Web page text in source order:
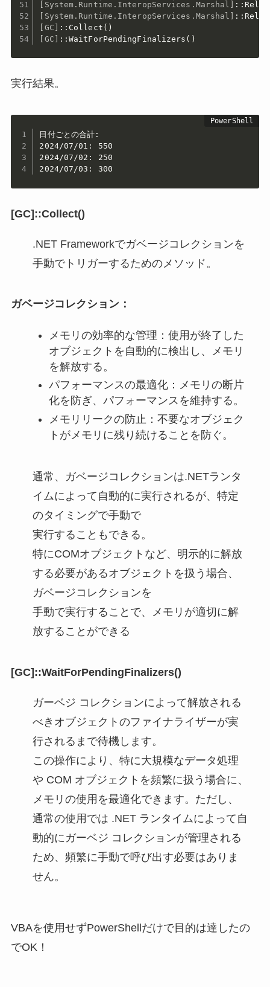
[System.Runtime.InteropServices.Marshal]
[System.Runtime.InteropServices.Marshal]
[GC] ::Collect ( )
[GC] ::WaitForPendingFinalizers ( )
実行結果。
日付ごとの合計:
2024/07/01: 550
2024/07/02: 250
2024/07/03: 300
[GC]::Collect()
.NET Frameworkでガベージコレクションを
手動でトリガーするためのメソッド。
ガベージコレクション：
メモリの効率的な管理：使用が終了した
オブジェクトを自動的に検出し、メモリ
を解放する。
パフォーマンスの最適化：メモリの断片
化を防ぎ、パフォーマンスを維持する。
メモリリークの防止：不要なオブジェク
トがメモリに残り続けることを防ぐ。
通常、ガベージコレクションは.NETランタ
イムによって自動的に実行されるが、特定
のタイミングで手動で
実行することもできる。
特にCOMオブジェクトなど、明示的に解放
する必要があるオブジェクトを扱う場合、
ガベージコレクションを
手動で実行することで、メモリが適切に解
放することができる
[GC]::WaitForPendingFinalizers()
ガーベジ コレクションによって解放される
べきオブジェクトのファイナライザーが実
行されるまで待機します。
この操作により、特に大規模なデータ処理
や COM オブジェクトを頻繁に扱う場合に、
メモリの使用を最適化できます。ただし、
通常の使用では .NET ランタイムによって自
動的にガーベジ コレクションが管理される
ため、頻繁に手動で呼び出す必要はありま
せん。
VBAを使用せずPowerShellだけで目的は達したの
でOK！